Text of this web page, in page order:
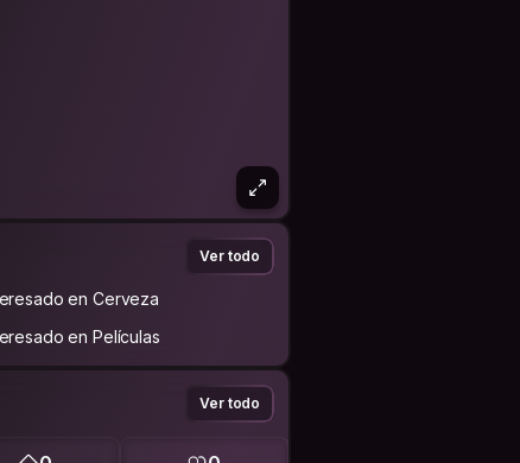
Ver todo
en Cerveza
en Películas
Ver todo